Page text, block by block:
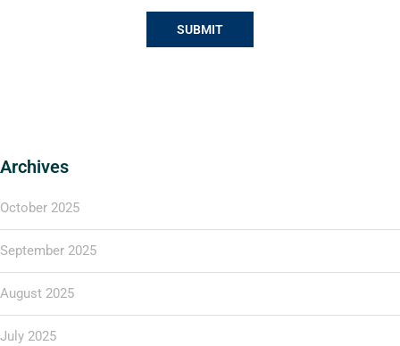
Archives
October 2025
September 2025
August 2025
July 2025